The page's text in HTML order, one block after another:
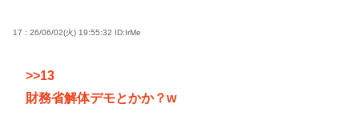
17 : 26/06/02(火) 19:55:32 ID:IrMe
>>13
財務省解体デモとかか？w